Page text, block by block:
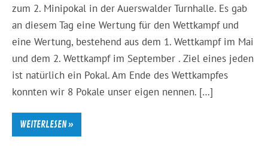
zum 2. Minipokal in der Auerswalder Turnhalle. Es gab
an diesem Tag eine Wertung für den Wettkampf und
eine Wertung, bestehend aus dem 1. Wettkampf im Mai
und dem 2. Wettkampf im September . Ziel eines jeden
ist natürlich ein Pokal. Am Ende des Wettkampfes
konnten wir 8 Pokale unser eigen nennen. […]
WEITERLESEN »